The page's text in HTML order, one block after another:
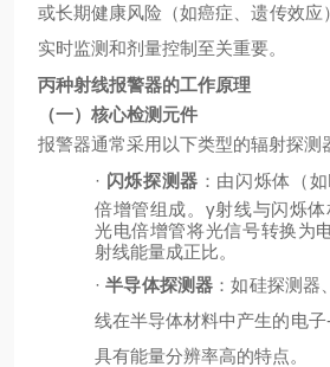
或长期健康风险（如癌症、遗传效应
实时监测和剂量控制至关重要。
丙种射线报警器的工作原理
（一）核心检测元件
报警器通常采用以下类型的辐射探测
· 闪烁探测器 ：由闪烁体（如
倍增管组成。γ射线与闪烁体
光电倍增管将光信号转换为
射线能量成正比。
· 半导体探测器 ：如硅探测器
线在半导体材料中产生的电子
具有能量分辨率高的特点。